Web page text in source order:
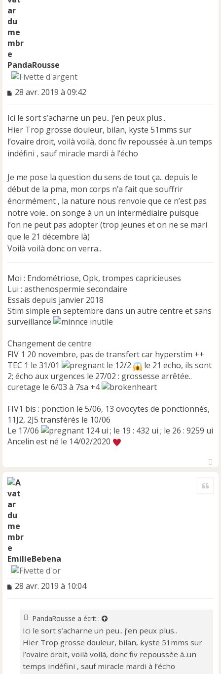
PandaRousse
M
s
a
g
e
n
n
l
u
28 avr. 2019 à 09:42
Ici le sort s’acharne un peu.. j’en peux plus..
Hier Trop grosse douleur, bilan, kyste 51mms sur
l’ovaire droit, voilà voilà, donc fiv repoussée à..un temps
indéfini , sauf miracle mardi à l’écho
Je me pose la question du sens de tout ça.. depuis le
début de la pma, mon corps n’a fait que souffrir
énormément , la nature nous renvoie que ce n’est pas
notre voie.. on songe à un un intermédiaire puisque
l’on ne peut pas adopter (trop jeunes et on ne se mari
que le 21 décembre là)
Voilà voilà donc on verra..
Moi : Endométriose, Opk, trompes capricieuses
Lui : asthenospermie secondaire
Essais depuis janvier 2018
Stim simple en septembre dans un autre centre et sans
surveillance
inutile
Changement de centre
FIV 1 20 novembre, pas de transfert car hyperstim ++
TEC 1 le 31/01
le 12/2
le 21 echo, ils sont
2; écho aux urgences le 27/02 : grossesse arrêtée..
curetage le 6/03 à 7sa +4
FIV1 bis : ponction le 5/06, 13 ovocytes de ponctionnés,
11J2, 2J5 transférés le 10/06
Le 17/06
124 ui ; le 19 : 432 ui ; le 26 : 9259 ui
Ancelin est né le 14/02/2020
EmilieBebena
M
28 avr. 2019 à 10:04
PandaRousse a écrit :
Ici le sort s’acharne un peu.. j’en peux plus..
Hier Trop grosse douleur, bilan, kyste 51mms sur
l’ovaire droit, voilà voilà, donc fiv repoussée à..un
temps indéfini , sauf miracle mardi à l’écho